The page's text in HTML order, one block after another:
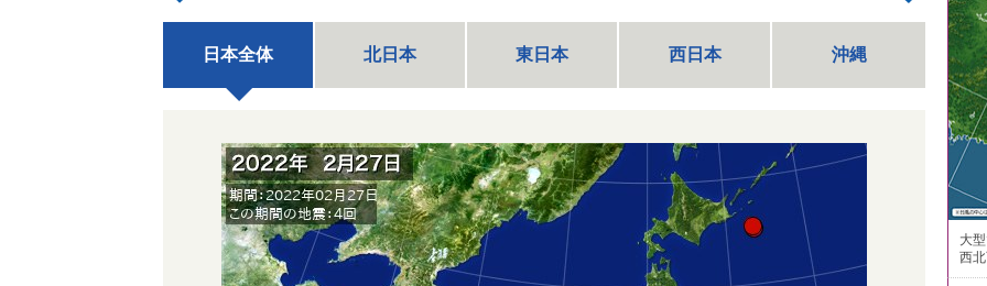
日本全体 北日本 東日本 西日本 沖縄
大
西